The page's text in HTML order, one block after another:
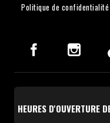
Politique de confidentialité
HEURES D'OUVERTURE